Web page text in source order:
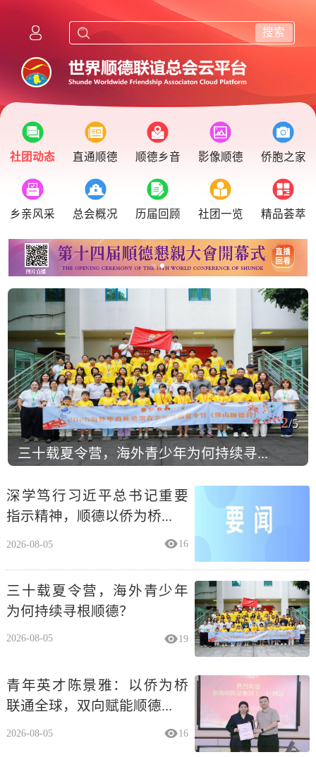
搜索
社团动态 直通顺德 顺德乡音 影像顺德 侨胞之家
乡亲风采 总会概况 历届回顾 社团一览 精品荟萃
2/5
三十载夏令营，海外青少年为何持续寻...
深学笃行习近平总书记重要
指示精神，顺德以侨为桥...
2026-08-05 16
三十载夏令营，海外青少年
为何持续寻根顺德？
2026-08-05 19
青年英才陈景雅：以侨为桥
联通全球，双向赋能顺德...
2026-08-05 16